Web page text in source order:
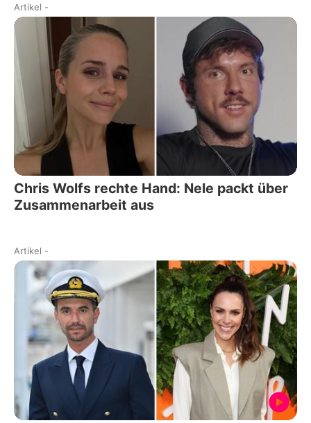
Artikel -
Chris Wolfs rechte Hand: Nele packt über
Zusammenarbeit aus
Artikel -